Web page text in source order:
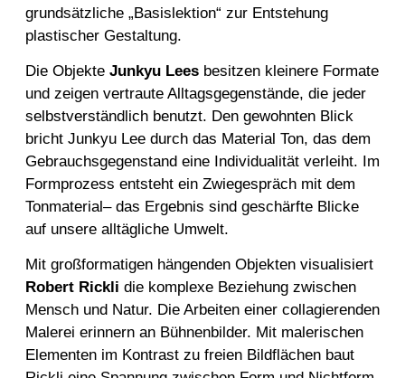
grundsätzliche „Basislektion“ zur Entstehung
plastischer Gestaltung.
Die Objekte JunkyuLeesbesitzen kleinere Formate
und zeigen vertraute Alltagsgegenstände, die jeder
selbstverständlich benutzt. Den gewohnten Blick
bricht Junkyu Lee durch das Material Ton, das dem
Gebrauchsgegenstand eine Individualität verleiht. Im
Formprozess entsteht ein Zwiegespräch mit dem
Tonmaterial– das Ergebnis sind geschärfte Blicke
auf unsere alltägliche Umwelt.
Mit großformatigen hängenden Objekten visualisiert
Robert Rickli die komplexe Beziehung zwischen
Mensch und Natur. Die Arbeiten einer collagierenden
Malerei erinnern an Bühnenbilder. Mit malerischen
Elementen im Kontrast zu freien Bildflächen baut